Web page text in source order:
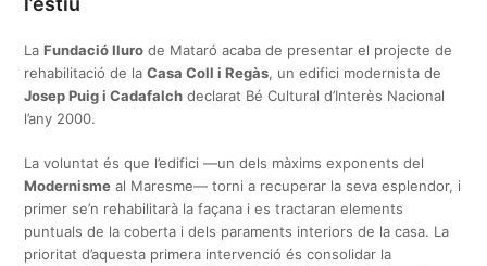
LaFundació Iluro de Mataró acaba de presentar el projecte de
rehabilitació de laCasa Coll i Regàs, un edifici modernista de
Josep Puig i Cadafalch declarat Bé Cultural d’Interès Nacional
l’any 2000.
La voluntat és que l’edifici —un dels màxims exponents del
Modernisme al Maresme— torni a recuperar la seva esplendor, i
primer se’n rehabilitarà la façana i es tractaran elements
puntuals de la coberta i dels paraments interiors de la casa. La
prioritat d’aquesta primera intervenció és consolidar la